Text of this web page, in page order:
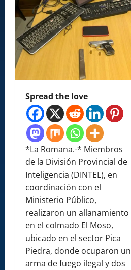
Spread the love
*La Romana.-* Miembros
de la División Provincial de
Inteligencia (DINTEL), en
coordinación con el
Ministerio Público,
realizaron un allanamiento
en el colmado El Moso,
ubicado en el sector Pica
Piedra, donde ocuparon un
arma de fuego ilegal y dos